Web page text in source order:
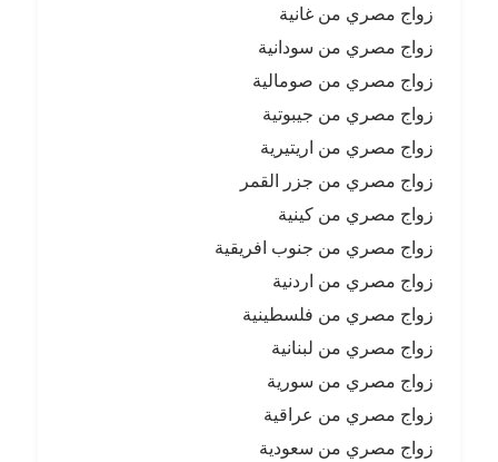
زواج مصري من غانية
زواج مصري من سودانية
زواج مصري من صومالية
زواج مصري من جيبوتية
زواج مصري من اريتيرية
زواج مصري من جزر القمر
زواج مصري من كينية
زواج مصري من جنوب افريقية
زواج مصري من اردنية
زواج مصري من فلسطينية
زواج مصري من لبنانية
زواج مصري من سورية
زواج مصري من عراقية
زواج مصري من سعودية